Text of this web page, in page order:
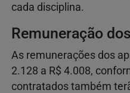
cada disciplina.
Remuneração
As remunerações dos
2.128 a R$ 4.008,
contratados também